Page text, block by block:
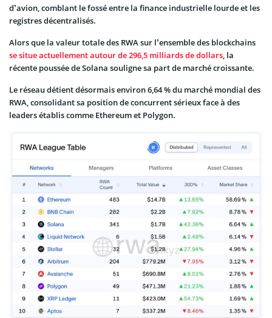
d’avion, comblant le fossé entre la finance industrielle lourde et les
registres décentralisés.
Alors que la valeur totale des RWA sur l’ensemble des blockchains
se situe actuellement autour de 296,5 milliards de dollars, la
récente poussée de Solana souligne sa part de marché croissante.
Le réseau détient désormais environ 6,64 % du marché mondial des
RWA, consolidant sa position de concurrent sérieux face à des
leaders établis comme Ethereum et Polygon.